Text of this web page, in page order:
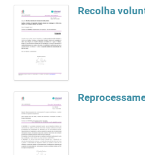
Recolha